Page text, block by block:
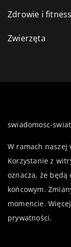
Zdrowie i fitness
Zwierzęta
swiadomosc-
W ramach naszej
Korzystanie z
oznacza, że
końcowym.
momencie.
prywatności.